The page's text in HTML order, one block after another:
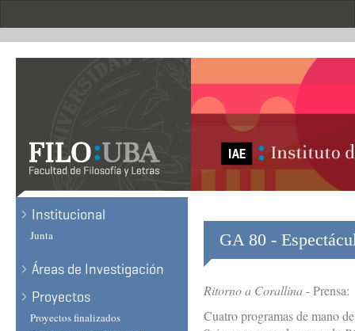
Institucional
Junta
Áreas de Investigación
Proyectos
Proyectos finalizados
GA 80 -
Ritorno a Corallina- Prensa:
Cuatro programas de mano